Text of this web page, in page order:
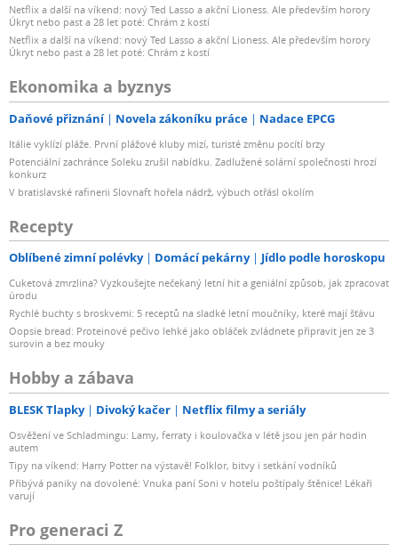
Netflix a další na víkend: nový Ted Lasso a akční Lioness. Ale především horory
Úkryt nebo past a 28 let poté: Chrám z kostí
Netflix a další na víkend: nový Ted Lasso a akční Lioness. Ale především horory
Úkryt nebo past a 28 let poté: Chrám z kostí
Ekonomika a byznys
Daňové přiznání Novela zákoníku práce Nadace EPCG
Itálie vyklízí pláže. První plážové kluby mizí, turisté změnu pocítí brzy
Potenciální zachránce Soleku zrušil nabídku. Zadlužené solární společnosti hrozí
konkurz
V bratislavské rafinerii Slovnaft hořela nádrž, výbuch otřásl okolím
Recepty
Oblíbené zimní polévky Domácí pekárny Jídlo podle horoskopu
Cuketová zmrzlina? Vyzkoušejte nečekaný letní hit a geniální způsob, jak zpracovat
úrodu
Rychlé buchty s broskvemi: 5 receptů na sladké letní moučníky, které mají šťávu
Oopsie bread: Proteinové pečivo lehké jako obláček zvládnete připravit jen ze 3
surovin a bez mouky
Hobby a zábava
BLESK Tlapky Divoký kačer Netflix filmy a seriály
Osvěžení ve Schladmingu: Lamy, ferraty i koulovačka v létě jsou jen pár hodin
autem
Tipy na víkend: Harry Potter na výstavě! Folklor, bitvy i setkání vodníků
Přibývá paniky na dovolené: Vnuka paní Soni v hotelu poštípaly štěnice! Lékaři
varují
Pro generaci Z